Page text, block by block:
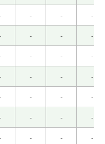
没上课。上课之前
次见吧。
( 男性 )
兴。没有您的课期
然我又失败了中文
。下次见。( 男性 )
- - -
- - -
- - -
- - -
- - -
- - -
- - -